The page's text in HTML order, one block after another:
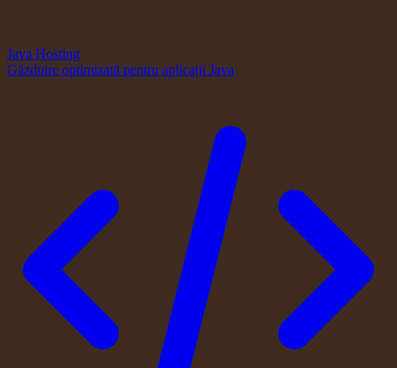
Java Hosting
Găzduire optimizată pentru aplicații Java